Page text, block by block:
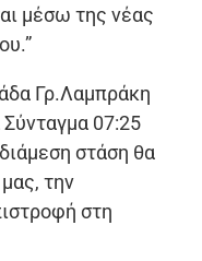
μέσω της νέας
Γρ.Λαμπράκη
07:25
στάση θα
την
στη